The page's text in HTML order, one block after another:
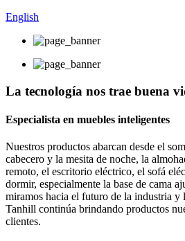
English
La tecnología nos trae buena
Especialista en muebles inteligentes
Nuestros productos abarcan desde el
cabecero y la mesita de noche, la
remoto, el escritorio eléctrico, el sofá
dormir, especialmente la base de cama
miramos hacia el futuro de la industria y
Tanhill continúa brindando productos
clientes.